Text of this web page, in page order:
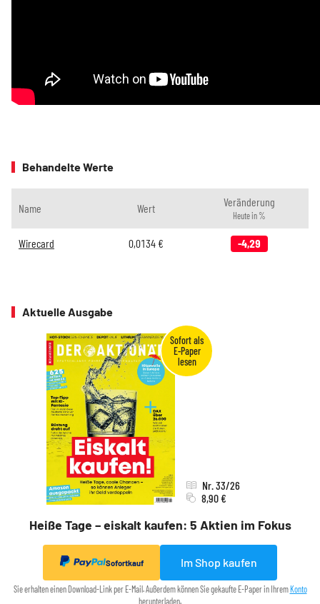
Behandelte Werte
Name Wert Veränderung
Heute in %
Wirecard 0,0134€ -4,29
Aktuelle Ausgabe
Heiße Tage – eiskalt kaufen: 5 Aktien im Fokus
Nr. 33/26
8,90 €
Sofortkauf Im Shop kaufen
Sie erhalten einen Download-Link per E-Mail. Außerdem können Sie gekaufte E-Paper in Ihrem Konto
herunterladen.